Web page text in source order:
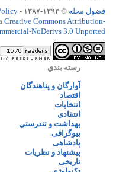
فضول محله © ۱۳۹۳-۱۳۸۷ -
Creative Commons Attribution-
NoDerivs 3.0 Unported
رسته بندي
آوارگان و پناهندگان
اقتصاد
انتخابات
انتقادی
بهداشت و تندرستی
بیوگرافی
پادشاهی
پیشنهاد و نظریات
تاریخی